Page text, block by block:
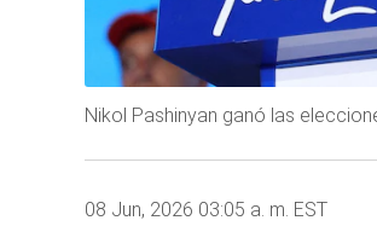
Nikol Pashinyan ganó las
08 Jun, 2026 03:05 a. m. EST